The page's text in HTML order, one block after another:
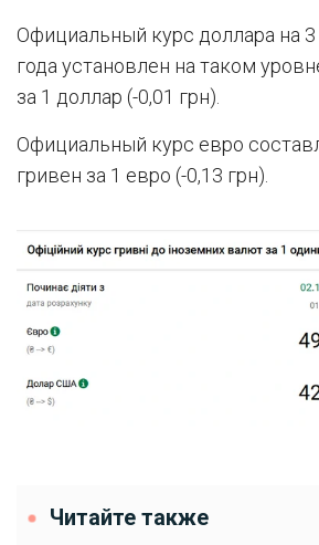
Официальный курс доллара на
года установлен на таком
за 1 доллар (-0,01 грн).
Официальный курс евро
гривен за 1 евро (-0,13 грн).
Читайте также